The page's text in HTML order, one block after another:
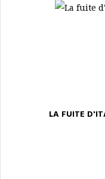
LA FUITE